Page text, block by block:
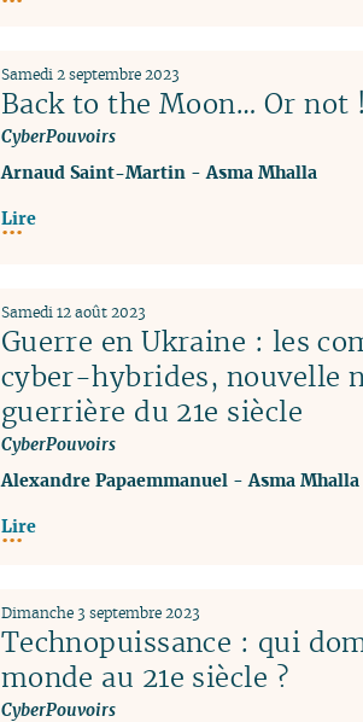
Back to the Moon… Or not !
CyberPouvoirs
Samedi 2 septembre 2023
Arnaud Saint-Martin - Asma Mhalla
Lire
Guerre en Ukraine : les
cyber-hybrides, nouvelle
guerrière du 21e siècle
CyberPouvoirs
Samedi 12 août 2023
Alexandre Papaemmanuel - Asma Mhalla
Lire
Technopuissance : qui
monde au 21e siècle ?
CyberPouvoirs
Dimanche 3 septembre 2023